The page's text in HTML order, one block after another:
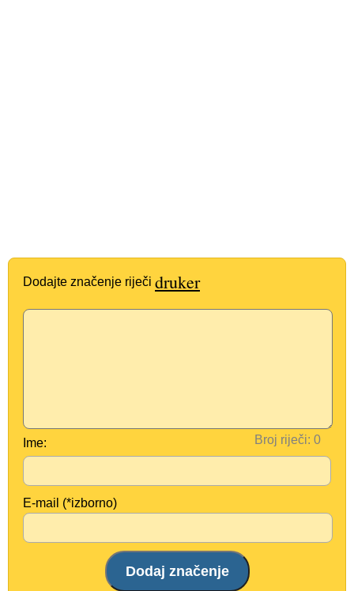
Dodajte značenje riječi druker
Broj riječi:
Ime:
E-mail (*izborno)